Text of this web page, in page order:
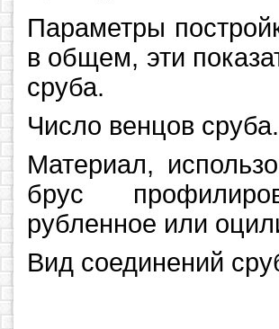
Параметры
в общем, эти
сруба.
Число венцов сруба.
Материал,
брус
рубленное или
Вид соединений